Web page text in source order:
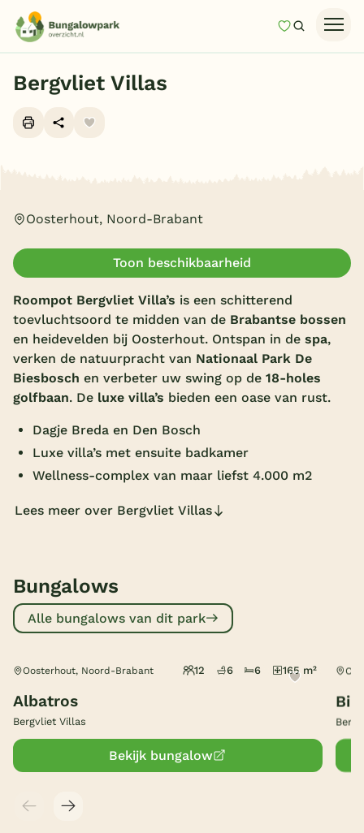
MijnZoeken
Last minutes
Vakantiehuizen
Vakantiepark keuzehulp
Onze vakantiegidsen
Vakantieparken
Subtropisch zwembad
Overdekt zwembad
Indoor speeltuin
Alle populaire faciliteiten
Keuzehulp
Nederland
Veluwe
Texel
België
Bergvliet Villas
Oosterhout, Noord-Brabant
Toon beschikbaarheid
Roompot Bergvliet Villa’s is een schitterend
toevluchtsoord te midden van de Brabantse bossen
en heidevelden bij Oosterhout. Ontspan in de spa,
verken de natuurpracht van Nationaal Park De
Biesbosch en verbeter uw swing op de 18-holes
golfbaan. De luxe villa’s bieden een oase van rust.
Dagje Breda en Den Bosch
Luxe villa’s met ensuite badkamer
Wellness-complex van maar liefst 4.000 m2
Lees meer over Bergvliet Villas
Bungalows
Alle bungalows van dit park
Oosterhout, Noord-Brabant 12 6 6 165 m²
Albatros
Bergvliet Villas
Bekijk bungalow